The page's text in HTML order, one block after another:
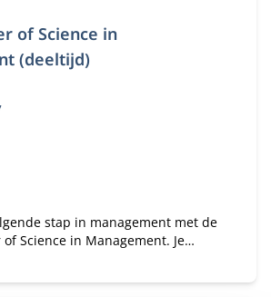
of Science in
(deeltijd)
stap in management met de
Science in Management. Je